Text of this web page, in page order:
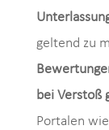
geltend zu
bei Verstoß
Portalen